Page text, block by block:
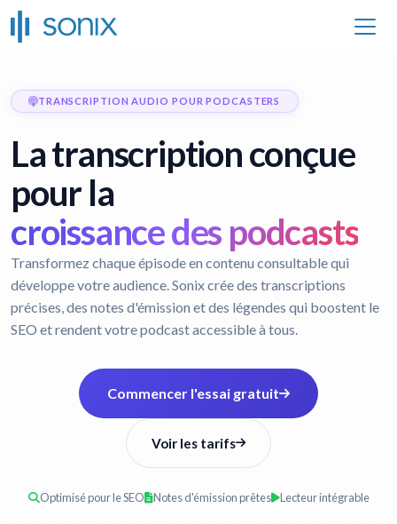
TRANSCRIPTION AUDIO POUR PODCASTERS
La transcription conçue
pour la
croissance des podcasts
Transformez chaque épisode en contenu consultable qui
développe votre audience. Sonix crée des transcriptions
précises, des notes d'émission et des légendes qui boostent le
SEO et rendent votre podcast accessible à tous.
Commencer l'essai gratuit
Voir les tarifs
Optimisé pour le SEO Notes d'émission prêtes Lecteur intégrable